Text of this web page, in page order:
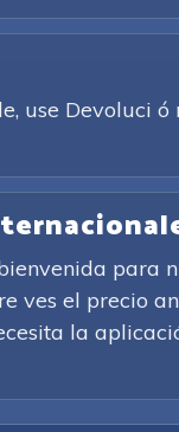
use Devoluci
para
el precio
la